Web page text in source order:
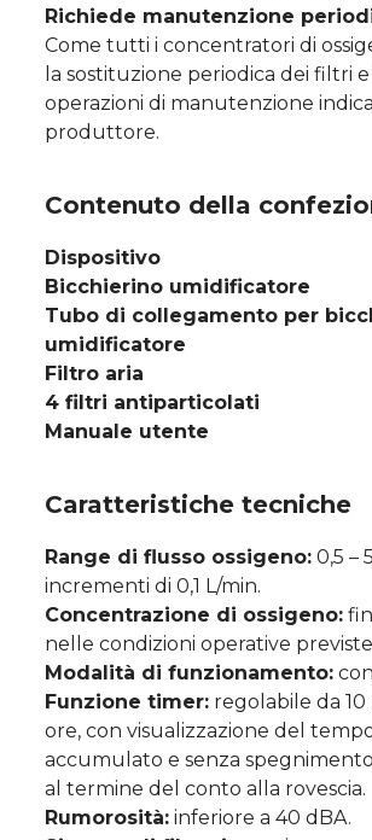
Richiede manutenzione
Come tutti i concentratori di
la sostituzione periodica dei filtri
operazioni di manutenzione
produttore.
Contenuto della
Dispositivo
Bicchierino umidificatore
Tubo di collegamento per
umidificatore
Filtro aria
4 filtri antiparticolati
Manuale utente
Caratteristiche tecniche
Range di flusso ossigeno: 0,5 –
incrementi di 0,1 L/min.
Concentrazione di ossigeno:
nelle condizioni operative
Modalità di funzionamento:
Funzione timer: regolabile da 10
ore, con visualizzazione del
accumulato e senza
al termine del conto alla rovescia.
Rumorosità: inferiore a 40 dBA.